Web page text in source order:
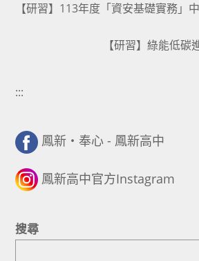
more
【研習】113年度「資安基礎實務」
【研習】綠能低
:::
鳳新・奉心 - 鳳新高中
鳳新高中官方Instagram
搜尋